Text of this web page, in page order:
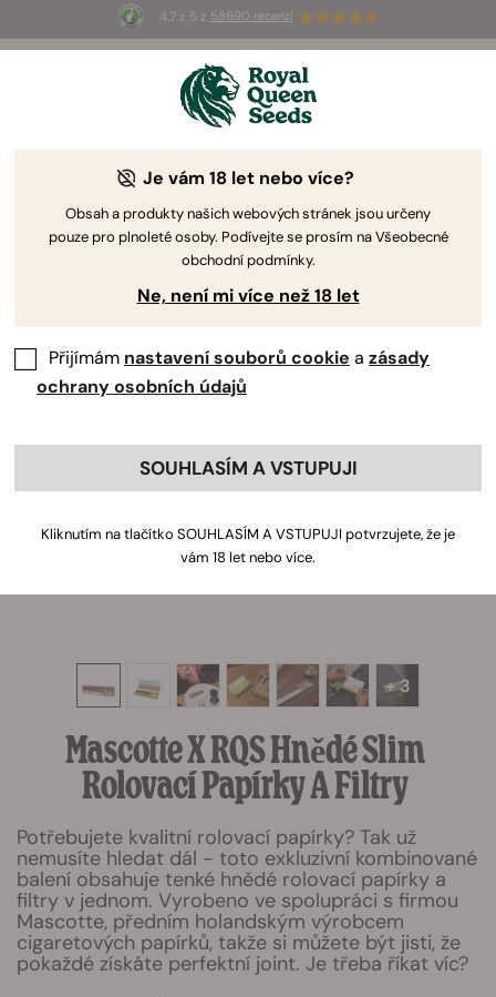
4.7 z 5 z 58690 recenzí
3 semínka White Widow Auto
+ 3
Mascotte X RQS Hnědé Slim
Rolovací Papírky A Filtry
Potřebujete kvalitní rolovací papírky? Tak už
nemusíte hledat dál - toto exkluzivní kombinované
balení obsahuje tenké hnědé rolovací papírky a
filtry v jednom. Vyrobeno ve spolupráci s firmou
Mascotte, předním holandským výrobcem
cigaretových papírků, takže si můžete být jisti, že
pokaždé získáte perfektní joint. Je třeba říkat víc?
Je vám 18 let nebo více?
Obsah a produkty našich webových stránek jsou určeny
pouze pro plnoleté osoby. Podívejte se prosím na Všeobecné
obchodní podmínky.
Ne, není mi více než 18 let
Přijímám nastavení souborů cookie a zásady
ochrany osobních údajů
SOUHLASÍM A VSTUPUJI
Kliknutím na tlačítko SOUHLASÍM A VSTUPUJI potvrzujete, že je
vám 18 let nebo více.